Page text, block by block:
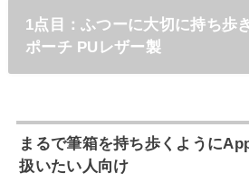
1点目：ふつーに大切に持ち歩
ポーチ PUレザー製
まるで筆箱を持ち歩くように
扱いたい人向け